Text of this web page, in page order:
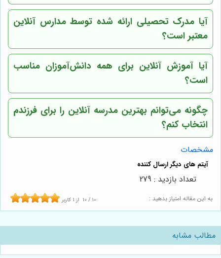
آیا مدرک تحصیلی ارائه شده توسط مدارس آنلاین
معتبر است؟
آیا آموزش آنلاین برای همه دانش‌آموزان مناسب
است؟
چگونه می‌توانم بهترین مدرسه آنلاین را برای فرزندم
انتخاب کنم؟
مشخصات
به این مقاله امتیاز بدهید : 10 / 10 از 1 کاربر
تعداد بازدید : 279
مطالب مشابه